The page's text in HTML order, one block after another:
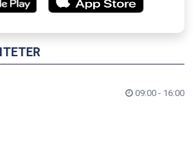
09:00 - 16:00